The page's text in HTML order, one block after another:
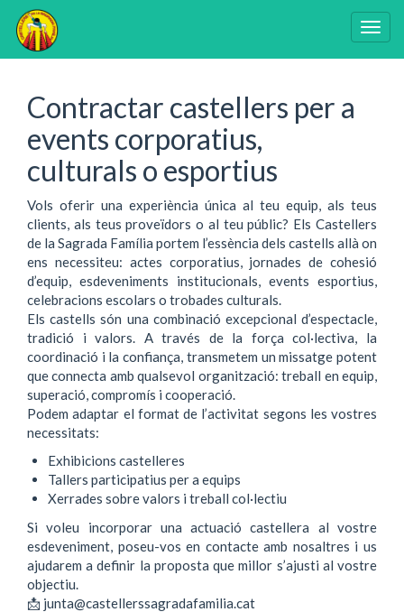
contingut
Contractar castellers per a
events corporatius,
culturals o esportius
Vols oferir una experiència única al teu equip, als teus
clients, als teus proveïdors o al teu públic? Els Castellers
de la Sagrada Família portem l’essència dels castells allà on
ens necessiteu: actes corporatius, jornades de cohesió
d’equip, esdeveniments institucionals, events esportius,
celebracions escolars o trobades culturals.
Els castells són una combinació excepcional d’espectacle,
tradició i valors. A través de la força col·lectiva, la
coordinació i la confiança, transmetem un missatge potent
que connecta amb qualsevol organització: treball en equip,
superació, compromís i cooperació.
Podem adaptar el format de l’activitat segons les vostres
necessitats:
Exhibicions castelleres
Tallers participatius per a equips
Xerrades sobre valors i treball col·lectiu
Si voleu incorporar una actuació castellera al vostre
esdeveniment, poseu-vos en contacte amb nosaltres i us
ajudarem a definir la proposta que millor s’ajusti al vostre
objectiu.
📩 junta@castellerssagradafamilia.cat